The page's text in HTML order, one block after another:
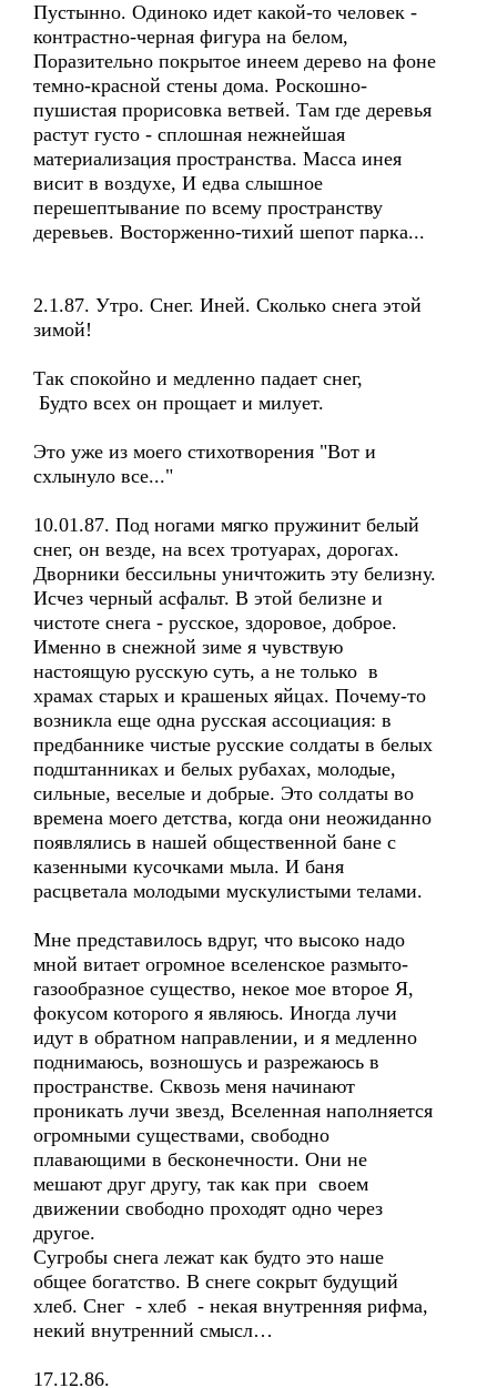
Пустынно. Одиноко идет какой-то человек -
контрастно-черная фигура на белом,
Поразительно покрытое инеем дерево на фоне
темно-красной стены дома. Роскошно-
пушистая прорисовка ветвей. Там где деревья
растут густо - сплошная нежнейшая
материализация пространства. Масса инея
висит в воздухе, И едва слышное
перешептывание по всему пространству
деревьев. Восторженно-тихий шепот парка...
2.1.87. Утро. Снег. Иней. Сколько снега этой
зимой!
Так спокойно и медленно падает снег,
Будто всех он прощает и милует.
Это уже из моего стихотворения "Вот и
схлынуло все..."
10.01.87. Под ногами мягко пружинит белый
снег, он везде, на всех тротуарах, дорогах.
Дворники бессильны уничтожить эту белизну.
Исчез черный асфальт. В этой белизне и
чистоте снега - русское, здоровое, доброе.
Именно в снежной зиме я чувствую
настоящую русскую суть, а не только в
храмах старых и крашеных яйцах. Почему-то
возникла еще одна русская ассоциация: в
предбаннике чистые русские солдаты в белых
подштанниках и белых рубахах, молодые,
сильные, веселые и добрые. Это солдаты во
времена моего детства, когда они неожиданно
появлялись в нашей общественной бане с
казенными кусочками мыла. И баня
расцветала молодыми мускулистыми телами.
Мне представилось вдруг, что высоко надо
мной витает огромное вселенское размыто-
газообразное существо, некое мое второе Я,
фокусом которого я являюсь. Иногда лучи
идут в обратном направлении, и я медленно
поднимаюсь, возношусь и разрежаюсь в
пространстве. Сквозь меня начинают
проникать лучи звезд, Вселенная наполняется
огромными существами, свободно
плавающими в бесконечности. Они не
мешают друг другу, так как при своем
движении свободно проходят одно через
другое.
Сугробы снега лежат как будто это наше
общее богатство. В снеге сокрыт будущий
хлеб. Снег - хлеб - некая внутренняя рифма,
некий внутренний смысл…
17.12.86.